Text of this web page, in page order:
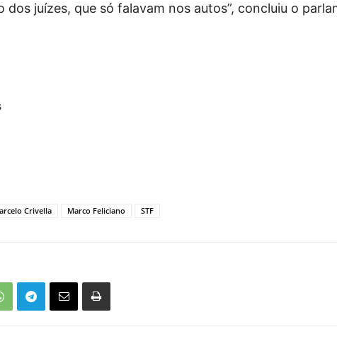
dos juízes, que só falavam nos autos”, concluiu o
Crivella Marco Feliciano STF